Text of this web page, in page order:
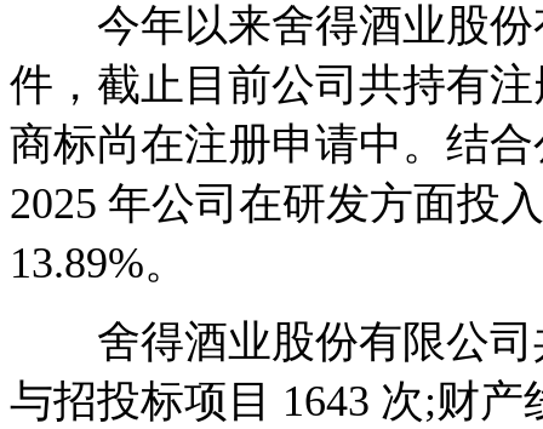
今年以来舍得酒业股份
件，截止目前公司共持有
商标尚在注册申请中。结
2025 年公司在研发方面投
13.89%。
舍得酒业股份有限公司
与招投标项目 1643 次;财